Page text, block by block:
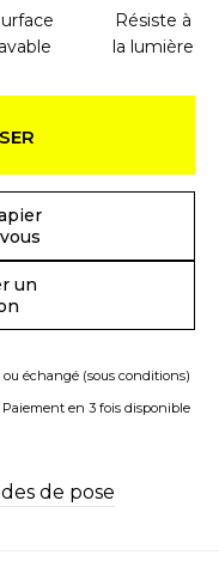
lavable
Résiste à
la lumière
un
ou échangé (sous conditions)
Paiement en 3 fois disponible
de pose